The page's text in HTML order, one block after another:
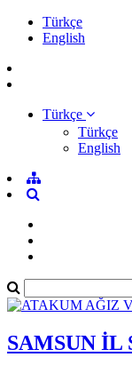
Türkçe
English
Türkçe
Türkçe
English
SAMSUN İL